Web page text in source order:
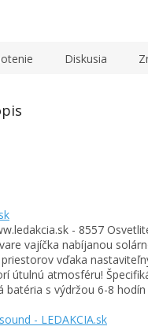
Diskusia
- 8557
vajíčka nabíjanou
vďaka
útulnú atmosféru!
batéria s výdržou 6-8
- LEDAKCIA.sk